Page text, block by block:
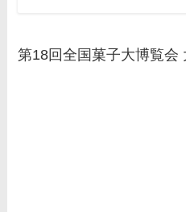
第18回全国菓子大博覧会